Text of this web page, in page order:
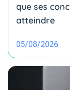
que ses
atteindre
05/08/2026